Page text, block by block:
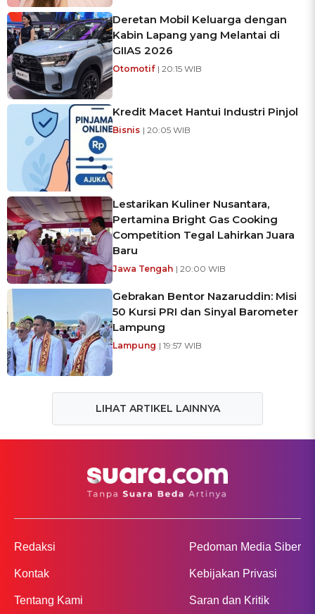
Deretan Mobil Keluarga dengan
Kabin Lapang yang Melantai di
GIIAS 2026
Otomotif | 20:15 WIB
Kredit Macet Hantui Industri Pinjol
Bisnis | 20:05 WIB
Lestarikan Kuliner Nusantara,
Pertamina Bright Gas Cooking
Competition Tegal Lahirkan Juara
Baru
Jawa Tengah | 20:00 WIB
Gebrakan Bentor Nazaruddin: Misi
50 Kursi PRI dan Sinyal Barometer
Lampung
Lampung | 19:57 WIB
LIHAT ARTIKEL LAINNYA
Redaksi
Kontak
Tentang Kami
Pedoman Media Siber
Kebijakan Privasi
Saran dan Kritik